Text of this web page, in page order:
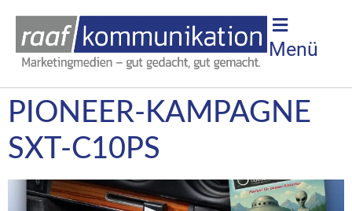
Menü
PIONEER-KAMPAGNE
SXT-C10PS